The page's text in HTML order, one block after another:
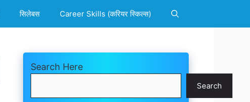
सिलेबस Career Skills (करियर स्किल्स)
Search Here
Search